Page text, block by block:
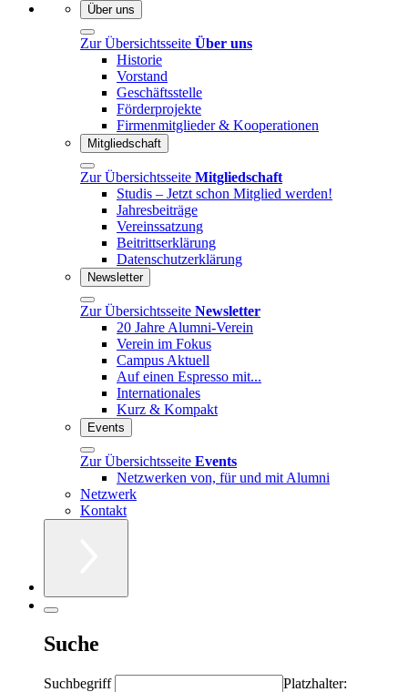
Über uns
Zur Übersichtsseite Über uns
Historie
Vorstand
Geschäftsstelle
Förderprojekte
Firmenmitglieder & Kooperationen
Mitgliedschaft
Zur Übersichtsseite Mitgliedschaft
Studis – Jetzt schon Mitglied werden!
Jahresbeiträge
Vereinssatzung
Beitrittserklärung
Datenschutzerklärung
Newsletter
Zur Übersichtsseite Newsletter
20 Jahre Alumni-Verein
Verein im Fokus
Campus Aktuell
Auf einen Espresso mit...
Internationales
Kurz & Kompakt
Events
Zur Übersichtsseite Events
Netzwerken von, für und mit Alumni
Netzwerk
Kontakt
Suche
Suchbegriff
Platzhalter: